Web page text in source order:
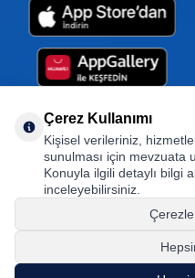
Goodyear (and Winged Foot Design)
Tire & Rubber Company used
Istanbul/Türkiye. © 2026 The
Çerez Kullanımı
Kişisel verileriniz,
sunulması için mevzuata
Konuyla ilgili detaylı bilgi
inceleyebilirsiniz.